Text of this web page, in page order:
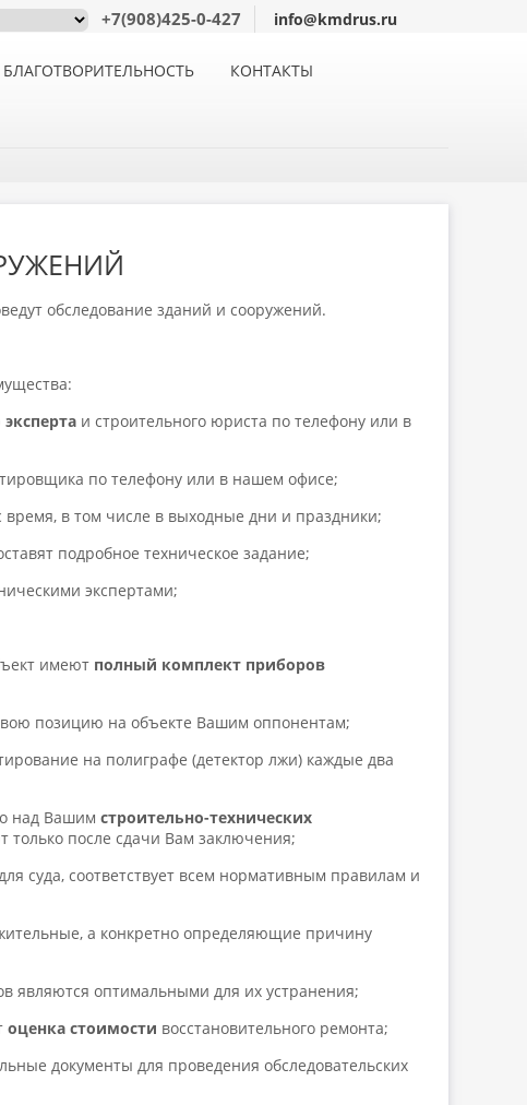
+7(908)425-0-427 info@kmdrus.ru
БЛАГОТВОРИТЕЛЬНОСТЬ КОНТАКТЫ
обследование зданий и сооружений.
и строительного юриста по телефону или в
по телефону или в нашем офисе;
в том числе в выходные дни и праздники;
подробное техническое задание;
экспертами;
имеют полный комплект приборов
позицию на объекте Вашим оппонентам;
на полиграфе (детектор лжи) каждые два
над Вашим строительно-технических
после сдачи Вам заключения;
суда, соответствует всем нормативным правилам и
а конкретно определяющие причину
являются оптимальными для их устранения;
оценка стоимости восстановительного ремонта;
документы для проведения обследовательских